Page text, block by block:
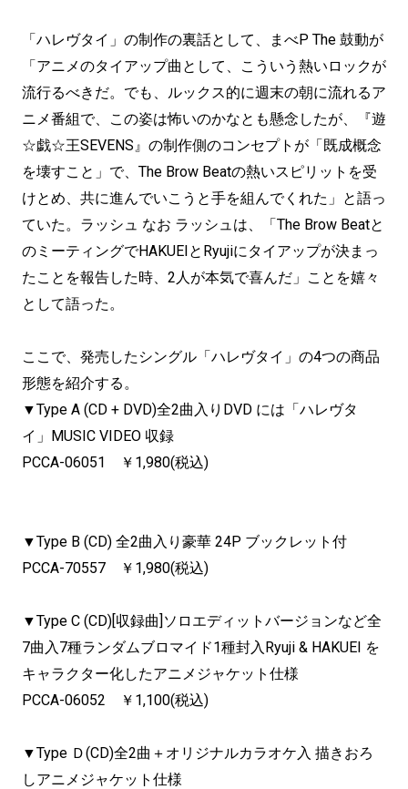
「ハレヴタイ」の制作の裏話として、まべP The 鼓動が
「アニメのタイアップ曲として、こういう熱いロックが
流行るべきだ。でも、ルックス的に週末の朝に流れるア
ニメ番組で、この姿は怖いのかなとも懸念したが、『遊
☆戯☆王SEVENS』の制作側のコンセプトが「既成概念
を壊すこと」で、The Brow Beatの熱いスピリットを受
けとめ、共に進んでいこうと手を組んでくれた」と語っ
ていた。ラッシュ なお ラッシュは、「The Brow Beatと
のミーティングでHAKUEIとRyujiにタイアップが決まっ
たことを報告した時、2人が本気で喜んだ」ことを嬉々
として語った。
ここで、発売したシングル「ハレヴタイ」の4つの商品
形態を紹介する。
▼Type A (CD + DVD)全2曲入りDVD には「ハレヴタ
イ」MUSIC VIDEO 収録
PCCA-06051 ￥1,980(税込)
▼Type B (CD) 全2曲入り豪華 24P ブックレット付
PCCA-70557 ￥1,980(税込)
▼Type C (CD)[収録曲]ソロエディットバージョンなど全
7曲入7種ランダムブロマイド1種封入Ryuji & HAKUEI を
キャラクター化したアニメジャケット仕様
PCCA-06052 ￥1,100(税込)
▼Type Ｄ(CD)全2曲＋オリジナルカラオケ入 描きおろ
しアニメジャケット仕様